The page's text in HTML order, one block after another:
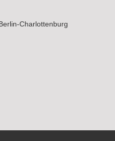
Charlottenburg